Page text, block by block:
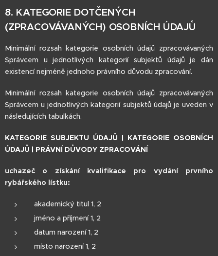
8. KATEGORIE DOTČENÝCH
(ZPRACOVÁVANÝCH) OSOBNÍCH ÚDAJŮ
Minimální rozsah kategorie osobních údajů zpracovávaných
Správcem u jednotlivých kategorií subjektů údajů je dán
existencí nejméně jednoho právního důvodu zpracování.
Minimální rozsah kategorie osobních údajů zpracovávaných
Správcem u jednotlivých kategorií subjektů údajů je uveden v
následujících tabulkách.
KATEGORIE SUBJEKTU ÚDAJŮ | KATEGORIE OSOBNÍCH
ÚDAJŮ | PRÁVNÍ DŮVODY ZPRACOVÁNÍ
uchazeč o získání kvalifikace pro vydání prvního
rybářského lístku:
akademický titul 1, 2
jméno a příjmení 1, 2
datum narození 1, 2
místo narození 1, 2